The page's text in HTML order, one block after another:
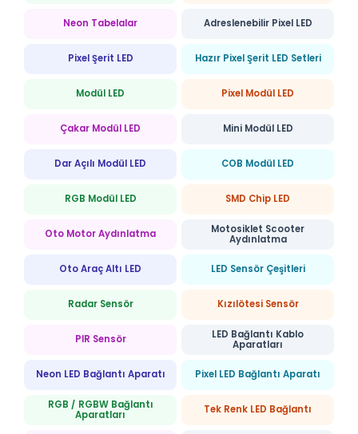
Neon Tabelalar Adreslenebilir Pixel LED
Pixel Şerit LED Hazır Pixel Şerit LED Setleri
Modül LED Pixel Modül LED
Çakar Modül LED Mini Modül LED
Dar Açılı Modül LED COB Modül LED
RGB Modül LED SMD Chip LED
Oto Motor Aydınlatma
Motosiklet Scooter
Aydınlatma
Oto Araç Altı LED LED Sensör Çeşitleri
Radar Sensör Kızılötesi Sensör
PIR Sensör
LED Bağlantı Kablo
Aparatları
Neon LED Bağlantı Aparatı Pixel LED Bağlantı Aparatı
RGB / RGBW Bağlantı
Aparatları
Tek Renk LED Bağlantı